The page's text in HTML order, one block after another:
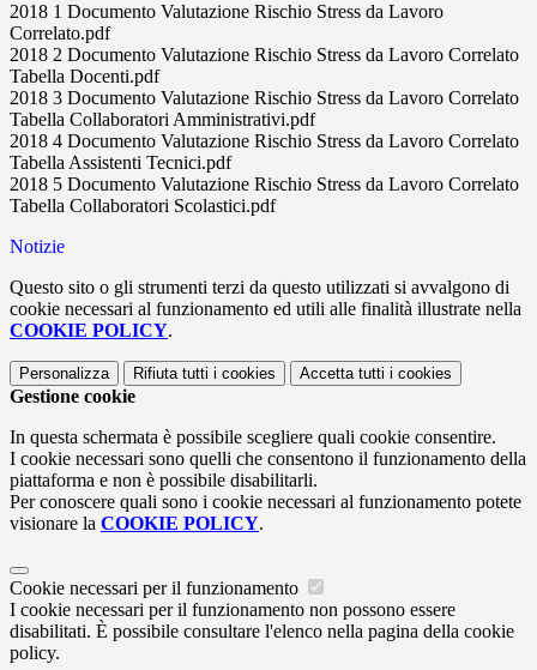
2018 1 Documento Valutazione Rischio Stress da Lavoro
Correlato.pdf
2018 2 Documento Valutazione Rischio Stress da Lavoro Correlato
Tabella Docenti.pdf
2018 3 Documento Valutazione Rischio Stress da Lavoro Correlato
Tabella Collaboratori Amministrativi.pdf
2018 4 Documento Valutazione Rischio Stress da Lavoro Correlato
Tabella Assistenti Tecnici.pdf
2018 5 Documento Valutazione Rischio Stress da Lavoro Correlato
Tabella Collaboratori Scolastici.pdf
Notizie
Questo sito o gli strumenti terzi da questo utilizzati si avvalgono di
cookie necessari al funzionamento ed utili alle finalità illustrate nella
COOKIE POLICY.
Personalizza Rifiuta tutti i cookies Accetta tutti i cookies
Gestione cookie
In questa schermata è possibile scegliere quali cookie consentire.
I cookie necessari sono quelli che consentono il funzionamento della
piattaforma e non è possibile disabilitarli.
Per conoscere quali sono i cookie necessari al funzionamento potete
visionare la COOKIE POLICY.
Cookie necessari per il funzionamento
I cookie necessari per il funzionamento non possono essere
disabilitati. È possibile consultare l'elenco nella pagina della cookie
policy.